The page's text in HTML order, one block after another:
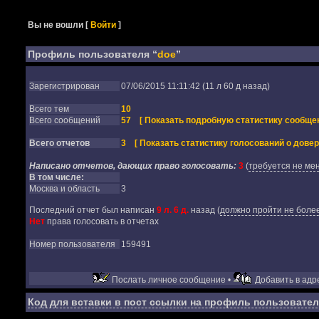
Вы не вошли [Войти ]
Профиль пользователя “doe”
Зарегистрирован 07/06/2015 11:11:42 (11 л 60 д назад)
Всего тем
10
Всего сообщений
57 [ Показать подробную статистику
Всего отчетов 3 [ Показать статистику голосований о
Написано отчетов, дающих право голосовать: 3(требуется не
В том числе:
Москва и область
3
Последний отчет был написан 9 л. 6 д.назад(должно пройти не
Нетправа голосовать в отчетах
Номер пользователя 159491
Послать личное сообщение • Добавить в
Код для вставки в пост ссылки на профиль